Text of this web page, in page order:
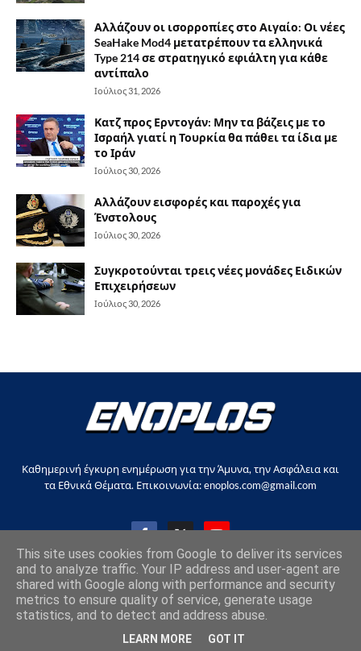
Αλλάζουν οι ισορροπίες στο Αιγαίο: Οι νέες
SeaHake Mod4 μετατρέπουν τα ελληνικά
Type 214 σε στρατηγικό εφιάλτη για κάθε
αντίπαλο
Ιούλιος 31, 2026
Κατζ προς Ερντογάν: Μην τα βάζεις με το
Ισραήλ γιατί η Τουρκία θα πάθει τα ίδια με
το Ιράν
Ιούλιος 30, 2026
Αλλάζουν εισφορές και παροχές για
Ένστολους
Ιούλιος 30, 2026
Συγκροτούνται τρεις νέες μονάδες Ειδικών
Επιχειρήσεων
Ιούλιος 30, 2026
Καθημερινή έγκυρη ενημέρωση για την Άμυνα, την Ασφάλεια και
τα Εθνικά Θέματα. Επικοινωνία: enoplos.com@gmail.com
Copyright © 2017-2026, all rights reserved |enoplos.gr
This site uses cookies from Google to deliver its services
and to analyze traffic. Your IP address and user-agent are
shared with Google along with performance and security
metrics to ensure quality of service, generate usage
statistics, and to detect and address abuse.
LEARN MORE GOT IT